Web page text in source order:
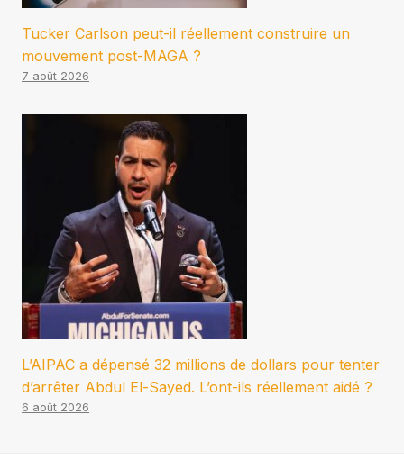
Tucker Carlson peut-il réellement construire un
mouvement post-MAGA ?
7 août 2026
L’AIPAC a dépensé 32 millions de dollars pour tenter
d’arrêter Abdul El-Sayed. L’ont-ils réellement aidé ?
6 août 2026